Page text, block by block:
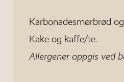
Karbonadesmørbrød
Kake og kaffe/te.
Allergener oppgis ved